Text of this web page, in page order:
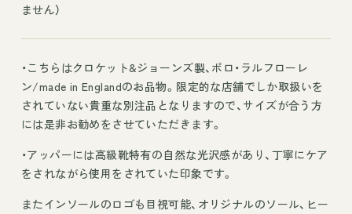
ません）
・こちらはクロケット&ジョーンズ製、ポロ・ラルフローレ
ン/made in Englandのお品物。限定的な店舗でしか取扱いを
されていない貴重な別注品となりますので、サイズが合う方
には是非お勧めをさせていただきます。
・アッパーには高級靴特有の自然な光沢感があり、丁寧にケア
をされながら使用をされていた印象です。
またインソールのロゴも目視可能、オリジナルのソール、ヒー